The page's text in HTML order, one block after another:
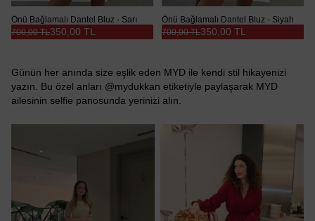
Önü Bağlamalı Dantel Bluz - Sarı
350,00 TL
700,00 TL
Önü Bağlamalı Dantel Bluz - Siyah
350,00 TL
700,00 TL
Günün her anında size eşlik eden MYD ile kendi stil hikayenizi
yazın. Bu özel anları @mydukkan etiketiyle paylaşarak MYD
ailesinin selfie panosunda yerinizi alın.